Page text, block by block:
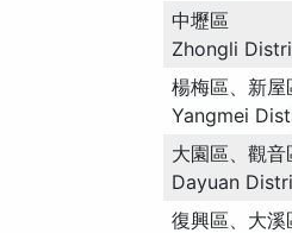
中壢區
Zhongli
楊梅區、新屋
Yangmei
大園區、觀音
Dayuan
復興區、大溪